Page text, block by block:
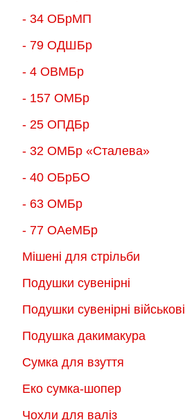
- 34 ОБрМП
- 79 ОДШБр
- 4 ОВМБр
- 157 ОМБр
- 25 ОПДБр
- 32 ОМБр «Сталева»
- 40 ОБрБО
- 63 ОМБр
- 77 ОАеМБр
Мішені для стрільби
Подушки сувенірні
Подушки сувенірні військові
Подушка дакимакура
Сумка для взуття
Еко сумка-шопер
Чохли для валіз